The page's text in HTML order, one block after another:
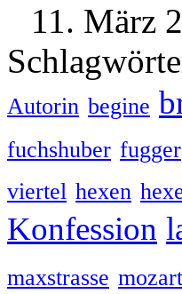
11. März
Autorin begine
fuchshuber fugger
viertel hexen
Konfession
maxstrasse mozart